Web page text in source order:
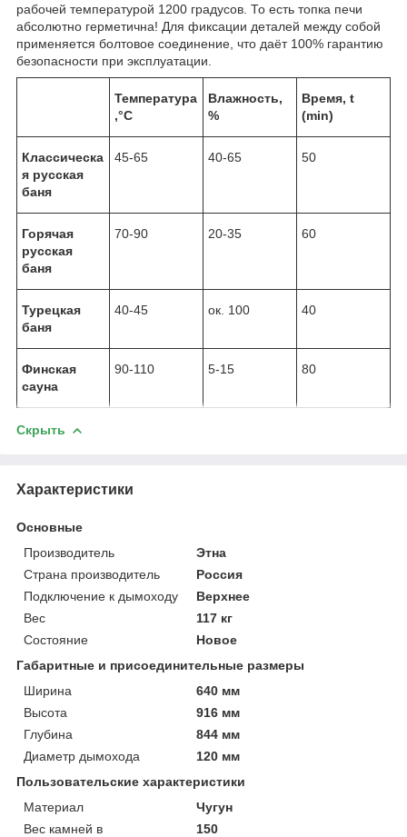
рабочей температурой 1200 градусов. То есть топка печи
абсолютно герметична! Для фиксации деталей между собой
применяется болтовое соединение, что даёт 100% гарантию
безопасности при эксплуатации.
Температура
,°С
Влажность,
%
Время, t
(min)
Классическа
я русская
баня
45-65 40-65 50
Горячая
русская
баня
70-90 20-35 60
Турецкая
баня
40-45 ок. 100 40
Финская
сауна
90-110 5-15 80
Скрыть
Характеристики
Основные
Производитель
Этна
Страна производитель
Россия
Подключение к дымоходу
Верхнее
Вес
117 кг
Состояние
Новое
Габаритные и присоединительные размеры
Ширина
640 мм
Высота
916 мм
Глубина
844 мм
Диаметр дымохода
120 мм
Пользовательские характеристики
Материал
Чугун
Вес камней в
150